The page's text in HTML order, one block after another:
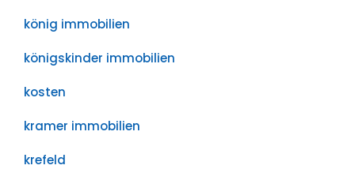
könig immobilien
königskinder immobilien
kosten
kramer immobilien
krefeld